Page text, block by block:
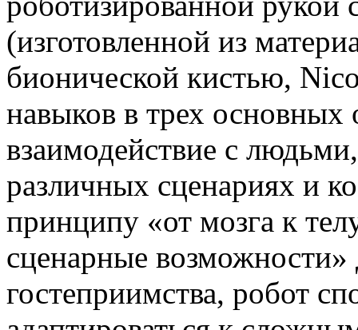
(изготовленной из
бионической кистью,
навыков в трех основных
взаимодействие с
различных сценариях и
принципу «от мозга к
сценарные возможности»
гостеприимства, робот